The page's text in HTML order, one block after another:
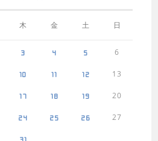
木 金 土 日
3 4 5 6
10 11 12 13
17 18 19 20
24 25 26 27
31